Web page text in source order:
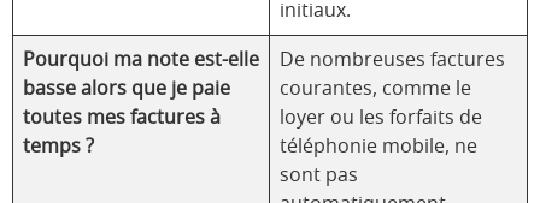
initiaux.
Pourquoi ma note est-elle
basse alors que je paie
toutes mes factures à
temps ?
De nombreuses factures
courantes, comme le
loyer ou les forfaits de
téléphonie mobile, ne
sont pas